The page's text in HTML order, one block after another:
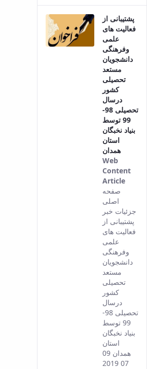
پشتیبانی از
فعالیت های
علمی
وفرهنگی
دانشجویان
مستعد
تحصیلی
کشور
درسال
تحصیلی 98-
99 توسط
بنیاد نخبگان
استان
همدان
Web
Content
Article
from
the
of
صفحه
اصلی
جزئیات خبر
پشتیبانی از
فعالیت های
علمی
وفرهنگی
دانشجویان
مستعد
تحصیلی
کشور
درسال
تحصیلی 98-
99 توسط
بنیاد نخبگان
استان
همدان 09
07 2019